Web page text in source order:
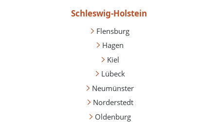
Schleswig-Holstein
Flensburg
Hagen
Kiel
Lübeck
Neumünster
Norderstedt
Oldenburg